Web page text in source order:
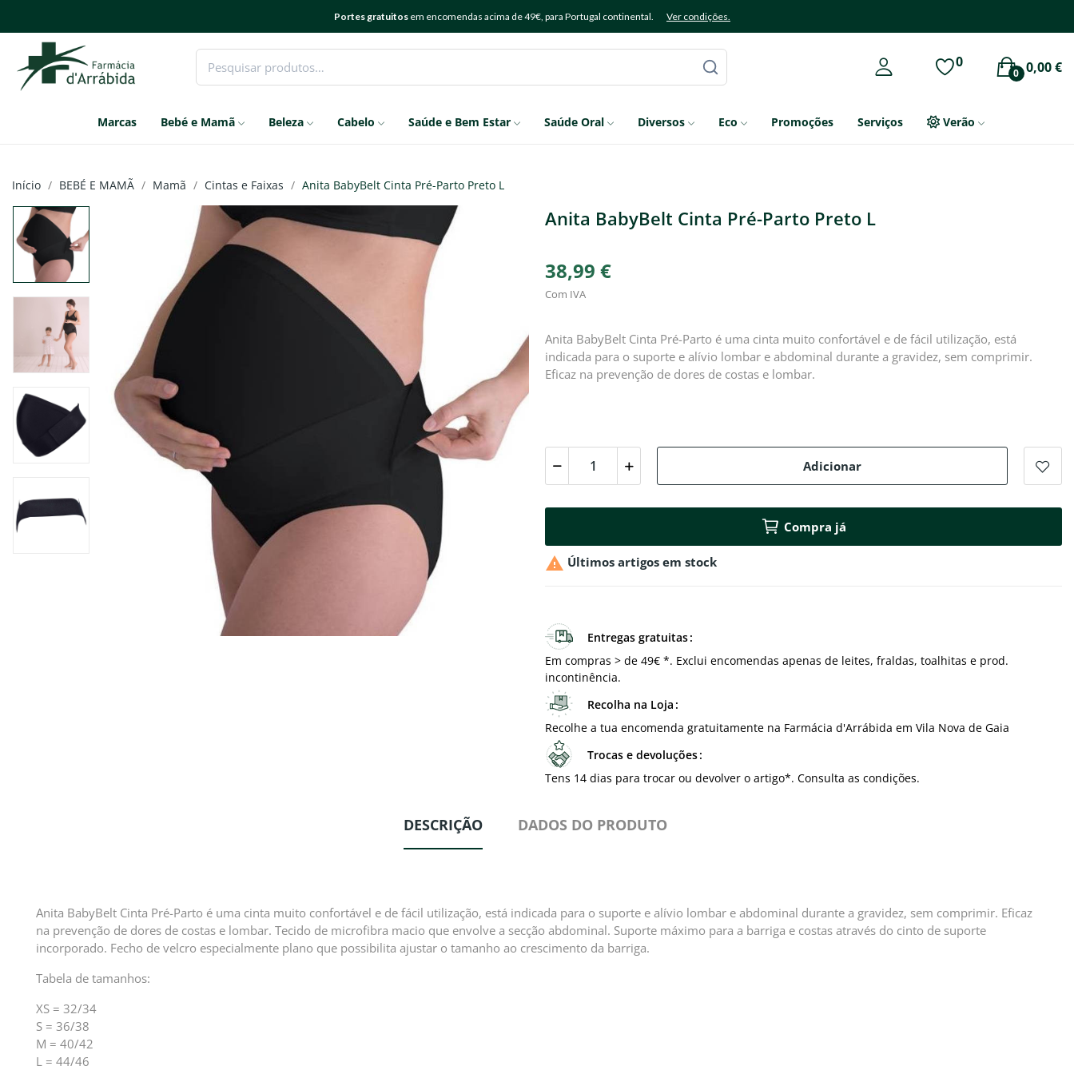
Portes gratuitos em encomendas acima de 49€, para Portugal continental. Ver condições.
0 0,00 €
0
Marcas Bebé e Mamã Beleza Cabelo Saúde e Bem Estar Saúde Oral Diversos Eco Promoções Serviços Verão
Início BEBÉ E MAMÃ Mamã Cintas e Faixas Anita BabyBelt Cinta Pré-Parto Preto L
Anita BabyBelt Cinta Pré-Parto Preto L
38,99 €
Com IVA
Anita BabyBelt Cinta Pré-Parto é uma cinta muito confortável e de fácil utilização, está
indicada para o suporte e alívio lombar e abdominal durante a gravidez, sem comprimir.
Eficaz na prevenção de dores de costas e lombar.
Adicionar
Compra já
 Últimos artigos em stock
Entregas gratuitas
Em compras > de 49€ *. Exclui encomendas apenas de leites, fraldas, toalhitas e prod.
incontinência.
Recolha na Loja
Recolhe a tua encomenda gratuitamente na Farmácia d'Arrábida em Vila Nova de Gaia
Trocas e devoluções
Tens 14 dias para trocar ou devolver o artigo*. Consulta as condições.
DESCRIÇÃO DADOS DO PRODUTO
Anita BabyBelt Cinta Pré-Parto é uma cinta muito confortável e de fácil utilização, está indicada para o suporte e alívio lombar e abdominal durante a gravidez, sem comprimir. Eficaz
na prevenção de dores de costas e lombar. Tecido de microfibra macio que envolve a secção abdominal. Suporte máximo para a barriga e costas através do cinto de suporte
incorporado. Fecho de velcro especialmente plano que possibilita ajustar o tamanho ao crescimento da barriga.
Tabela de tamanhos:
XS = 32/34
S = 36/38
M = 40/42
L = 44/46